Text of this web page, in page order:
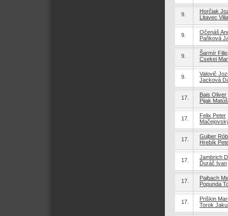
9.
Horčiak
Litavec
9.
Očenáš
Paňková
9.
Šarmír Filip
Csekei
9.
Valovič
Jacková
17.
Bais Oliver
Pijak Matúš
17.
Felix Peter
17.
Gujber
Hrebík
17.
Jambrich
Ďuráč Ivan
17.
Pajbach
Popunda
17.
Priškin
Torok